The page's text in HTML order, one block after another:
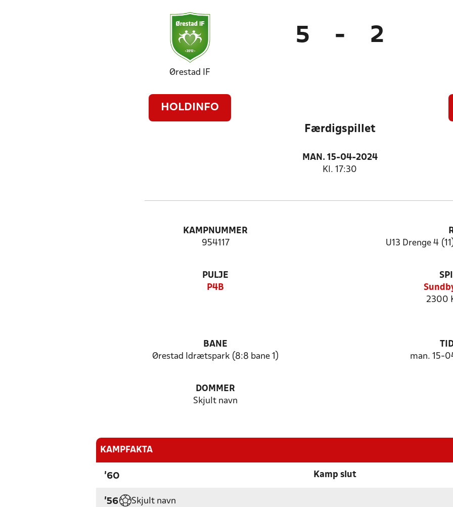
Ørestad IF
HOLDINFO
5 - 2
Færdigspillet
MAN. 15-04-2024
Kl. 17:30
KAMPNUMMER
954117
U13 Drenge 4
PULJE
P4B
2300
BANE
Ørestad Idrætspark (8:8 bane 1)
man. 15-
DOMMER
Skjult navn
KAMPFAKTA
'60 Kamp slut
'56 Skjult navn